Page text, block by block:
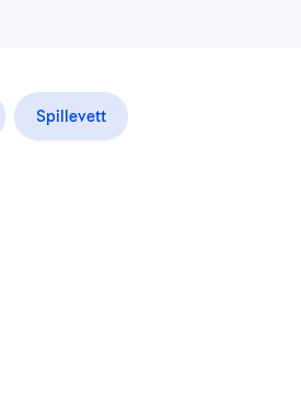
Spillevett